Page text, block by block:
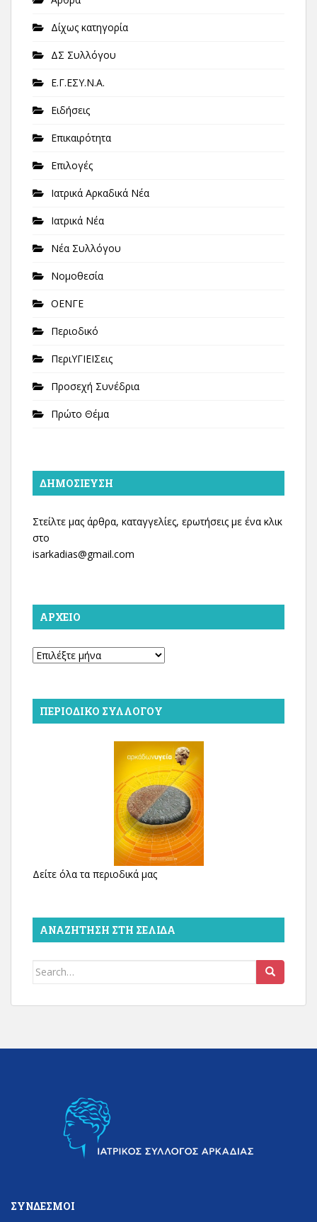
Δίχως κατηγορία
ΔΣ Συλλόγου
Ε.Γ.ΕΣΥ.Ν.Α.
Ειδήσεις
Επικαιρότητα
Επιλογές
Ιατρικά Αρκαδικά Νέα
Ιατρικά Νέα
Νέα Συλλόγου
Νομοθεσία
ΟΕΝΓΕ
Περιοδικό
ΠεριΥΓΙΕΙΣεις
Προσεχή Συνέδρια
Πρώτο Θέμα
ΔΗΜΟΣΊΕΥΣΗ
Στείλτε μας άρθρα, καταγγελίες, ερωτήσεις με ένα κλικ
στο
isarkadias@gmail.com
ΑΡΧΕΊΟ
Αρχείο
ΠΕΡΙΟΔΙΚΌ ΣΥΛΛΌΓΟΥ
Δείτε όλα τα περιοδικά μας
ΑΝΑΖΉΤΗΣΗ ΣΤΗ ΣΕΛΊΔΑ
Search
ΣΎΝΔΕΣΜΟΙ